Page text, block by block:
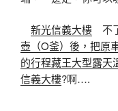
新光信義大樓 不
壺（O釜）後，把原
的行程藏王大型露天
信義大樓?啊….